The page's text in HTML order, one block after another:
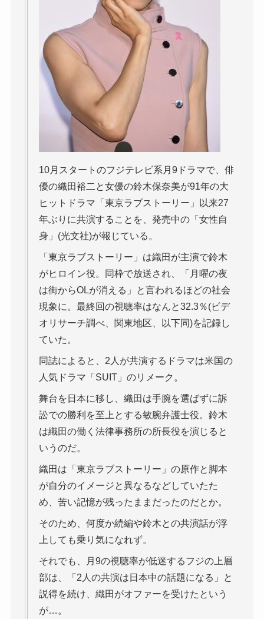
10月スタートのフジテレビ系月9ドラマで、俳
優の織田裕二と女優の鈴木保奈美が91年の大
ヒットドラマ「東京ラブストーリー」以来27
年ぶりに共演することを、発売中の「女性自
身」(光文社)が報じている。
「東京ラブストーリー」は織田が主演で鈴木
がヒロイン役。同枠で放送され、「月曜の夜
は街からOLが消える」と言われるほどの社会
現象に。最終回の視聴率はなんと32.3％(ビデ
オリサーチ調べ、関東地区、以下同)を記録し
ていた。
同誌によると、2人が共演するドラマは米国の
人気ドラマ「SUIT」のリメーク。
舞台を日本に移し、織田は手腕を選ばずに訴
訟での勝利を至上とする敏腕弁護士役。鈴木
は織田の働く法律事務所の所長役を演じると
いうのだ。
織田は「東京ラブストーリー」の原作と脚本
が自分のイメージと異なるなどしていたた
め、苦い記憶が残ったままだったのだとか。
そのため、何度か続編や鈴木との共演話が浮
上しても乗り気になれず。
それでも、月9の視聴率が低迷するフジの上層
部は、「2人の共演は日本中の話題になる」と
説得を続け、織田がオファーを受けたという
が…。